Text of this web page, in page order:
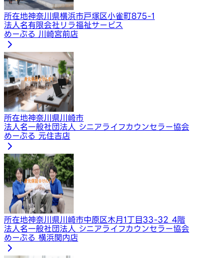
所在地神奈川県横浜市戸塚区小雀町875-1
法人名有限会社リラ福祉サービス
めーぷる 川崎宮前店
所在地神奈川県川崎市
法人名一般社団法人 シニアライフカウンセラー協会
めーぷる 元住吉店
所在地神奈川県川崎市中原区木月1丁目33-32 4階
法人名一般社団法人 シニアライフカウンセラー協会
めーぷる 横浜関内店